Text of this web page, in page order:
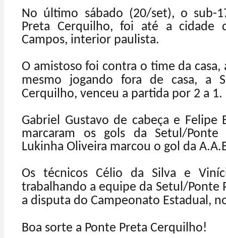
No último sábado (20/set), o sub-
Preta Cerquilho, foi até a cidade
Campos, interior paulista.
O amistoso foi contra o time da casa,
mesmo jogando fora de casa, a
Cerquilho, venceu a partida por 2 a 1.
Gabriel Gustavo de cabeça e Felipe
marcaram os gols da Setul/Ponte
Lukinha Oliveira marcou o gol da
Os técnicos Célio da Silva e
trabalhando a equipe da Setul/Ponte
a disputa do Campeonato Estadual,
Boa sorte a Ponte Preta Cerquilho!